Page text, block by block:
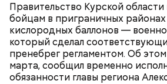
Правительство Курской области
бойцам в приграничных районах
кислородных баллонов —
который сделал
пренебрег регламентом. Об
марта, сообщил временно
обязанности главы региона
Ингредиенты: